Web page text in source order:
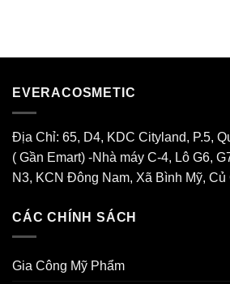
EVERACOSMETIC
Địa Chỉ: 65, D4, KDC Cityland, P.5,
( Gần Emart) -Nhà máy C-4, Lô G6,
N3, KCN Đông Nam, Xã Bình Mỹ, Củ
CÁC CHÍNH SÁCH
Gia Công Mỹ Phẩm